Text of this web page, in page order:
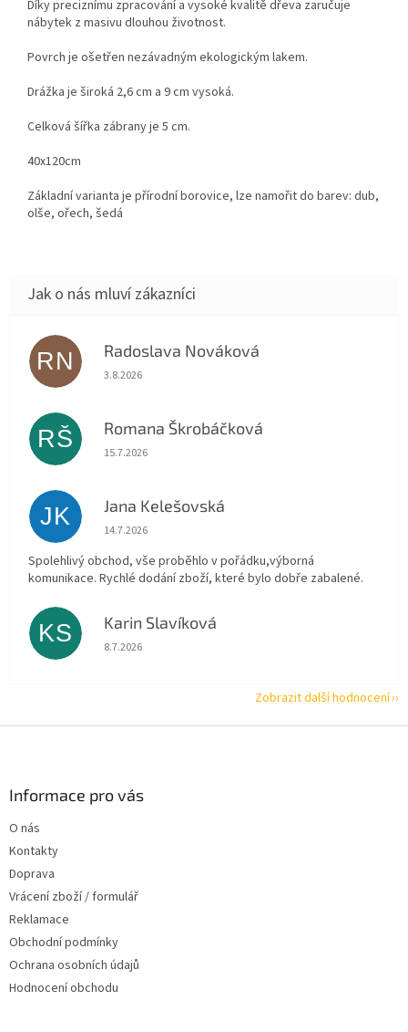
Díky preciznímu zpracování a vysoké kvalitě dřeva zaručuje
nábytek z masivu dlouhou životnost.
Povrch je ošetřen nezávadným ekologickým lakem.
Drážka je široká 2,6 cm a 9 cm vysoká.
Celková šířka zábrany je 5 cm.
40x120cm
Základní varianta je přírodní borovice, lze namořit do barev: dub,
olše, ořech, šedá
RN Radoslava Nováková
Hodnocení obchodu je 5 z 5 hvězdiček.
3.8.2026
RŠ Romana Škrobáčková
Hodnocení obchodu je 5 z 5 hvězdiček.
15.7.2026
JK Jana Kelešovská
Hodnocení obchodu je 5 z 5 hvězdiček.
14.7.2026
Spolehlivý obchod, vše proběhlo v pořádku,výborná
komunikace. Rychlé dodání zboží, které bylo dobře zabalené.
KS Karin Slavíková
Hodnocení obchodu je 5 z 5 hvězdiček.
8.7.2026
Zobrazit další hodnocení
Informace pro vás
O nás
Kontakty
Doprava
Vrácení zboží / formulář
Reklamace
Obchodní podmínky
Ochrana osobních údajů
Hodnocení obchodu